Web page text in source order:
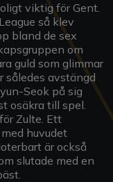
viktig för Gent.
så klev
bland de sex
om
guld som glimmar
således avstängd
Seok på sig
osäkra till spel.
Zulte. Ett
huvudet
är också
slutade med en